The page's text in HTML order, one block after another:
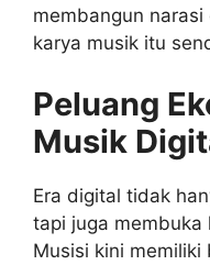
membangun
karya musik itu
Peluang
Musik
Era digital tidak
tapi juga membuka
Musisi kini